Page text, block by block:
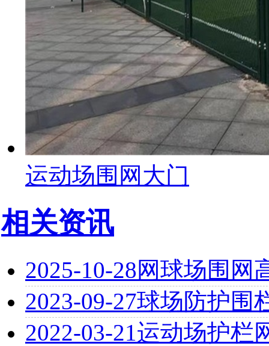
运动场围网大门
相关资讯
2025-10-28网球场围网
2023-09-27球场防护围
2022-03-21运动场护栏